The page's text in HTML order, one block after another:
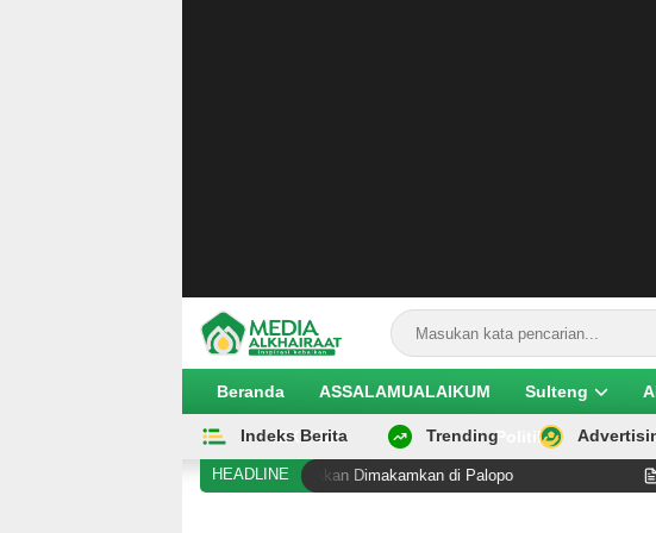
Beranda ASSALAMUALAIKUM Sulteng
EKOBIS Politik
Indeks Berita Trending
HEADLINE
di Duyu Meninggal, Akan Dimakamkan di Palopo Korban